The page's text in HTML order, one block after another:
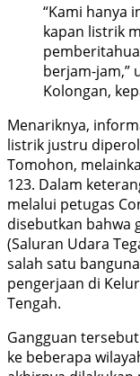
“Kami hanya
kapan listrik
berjam-jam,”
Kolongan,
Menariknya,
listrik justru
Tomohon,
123. Dalam
melalui petugas
disebutkan bahwa
(Saluran Udara
salah satu
pengerjaan di
Tengah.
Gangguan
ke beberapa